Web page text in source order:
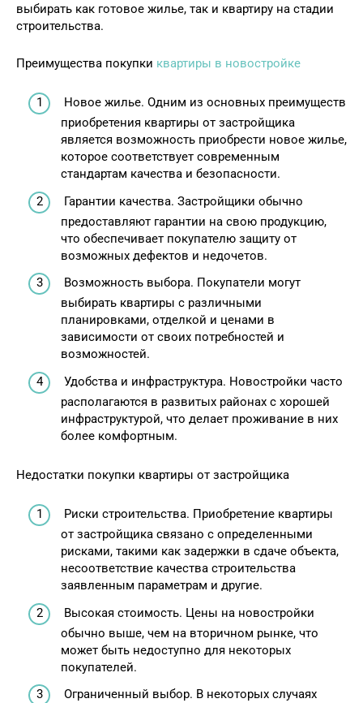
выбирать как готовое жилье, так и квартиру на стадии
строительства.
Преимущества покупки квартиры в новостройке
Новое жилье. Одним из основных преимуществ
приобретения квартиры от застройщика
является возможность приобрести новое жилье,
которое соответствует современным
стандартам качества и безопасности.
Гарантии качества. Застройщики обычно
предоставляют гарантии на свою продукцию,
что обеспечивает покупателю защиту от
возможных дефектов и недочетов.
Возможность выбора. Покупатели могут
выбирать квартиры с различными
планировками, отделкой и ценами в
зависимости от своих потребностей и
возможностей.
Удобства и инфраструктура. Новостройки часто
располагаются в развитых районах с хорошей
инфраструктурой, что делает проживание в них
более комфортным.
Недостатки покупки квартиры от застройщика
Риски строительства. Приобретение квартиры
от застройщика связано с определенными
рисками, такими как задержки в сдаче объекта,
несоответствие качества строительства
заявленным параметрам и другие.
Высокая стоимость. Цены на новостройки
обычно выше, чем на вторичном рынке, что
может быть недоступно для некоторых
покупателей.
Ограниченный выбор. В некоторых случаях